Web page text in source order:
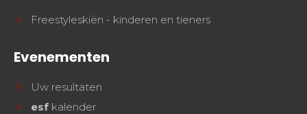
Freestyleskiën - kinderen en tieners
Evenementen
Uw resultaten
esf kalender